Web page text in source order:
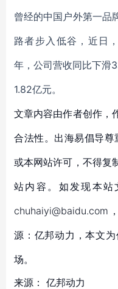
曾经的中国户外第一品
路者步入低谷，近日
年，公司营收同比下滑
1.82亿元。
文章内容由作者创作，
合法性。出海易倡导
或本网站许可，不得复
站内容。如发现本
chuhaiyi@baidu.com
源：亿邦动力，本文
场。
来源： 亿邦动力